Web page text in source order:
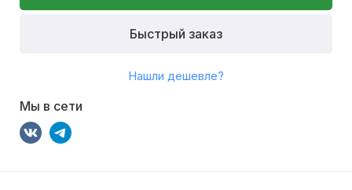
Быстрый заказ
Нашли дешевле?
Мы в сети